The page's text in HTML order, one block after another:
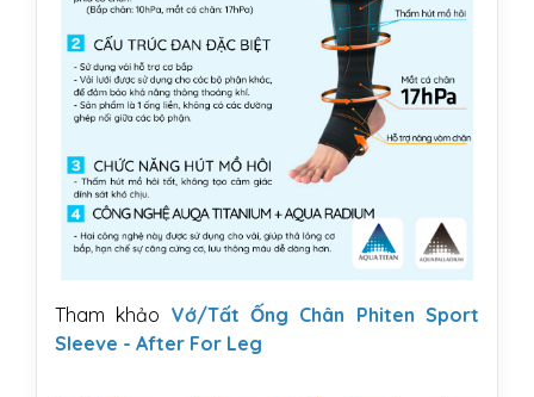
Tham khảo Vớ/Tất Ống Chân Phiten Sport
Sleeve - After For Leg